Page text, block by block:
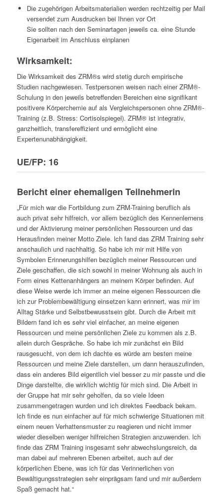
Die zugehörigen Arbeitsmaterialien werden rechtzeitig per Mail
versendet zum Ausdrucken bei Ihnen vor Ort
Sie sollten nach den Seminartagen jeweils ca. eine Stunde
Eigenarbeit im Anschluss einplanen
Wirksamkeit:
Die Wirksamkeit des ZRM®s wird stetig durch empirische
Studien nachgewiesen. Testpersonen weisen nach einer ZRM®-
Schulung in den jeweils betreffenden Bereichen eine signifikant
positivere Körperchemie auf als Vergleichspersonen ohne ZRM®-
Training (z.B. Stress: Cortisolspiegel). ZRM® ist integrativ,
ganzheitlich, transfereffizient und ermöglicht eine
Expertenunabhängigkeit.
UE/FP: 16
Bericht einer ehemaligen Teilnehmerin
„Für mich war die Fortbildung zum ZRM-Training beruflich als
auch privat sehr hilfreich, vor allem bezüglich des Kennenlernens
und der Aktivierung meiner persönlichen Ressourcen und das
Herausfinden meiner Motto Ziele. lch fand das ZRM Training sehr
anschaulich und nachhaltig. So habe ich mir mit Hilfe von
Symbolen Erinnerungshilfen bezüglich meiner Ressourcen und
Ziele geschaffen, die sich sowohl in meiner Wohnung als auch in
Form eines Kettenanhängers an meinem Körper befinden. Auf
diese Weise werde ich immer an meine eigenen Ressourcen die
ich zur Problembewältigung einsetzen kann erinnert, was mir im
Alltag Stärke und Selbstbewusstsein gibt. Durch die Arbeit mit
Bildern fand ich es sehr viel einfacher, an meine eigenen
Ressourcen und meine persönlichen Ziele zu kommen als z.B.
allein durch Gespräche. So habe ich mir zunächst ein Bild
rausgesucht, von dem ich dachte es würde am besten meine
Ressourcen und meine Ziele darstellen, um dann herauszufinden,
dass ein anderes Bild eigentlich viel besser zu mir passte und die
Dinge darstellte, die wirklich wichtig für mich sind. Die Arbeit in
der Gruppe hat mir sehr geholfen, da so viele Ideen
zusammengetragen wurden und ich direktes Feedback bekam.
lch finde es nun einfacher auf für mich schwierige Situationen mit
einem neuen Verhattensmuster zu reagieren und nicht immer
wieder dieselben weniger hilfreichen Strategien anzuwenden. lch
finde das ZRM Training insgesamt sehr abwechslungsreich, da
man dabei auf mehreren Ebenen arbeitet, auch auf der
körperlichen Ebene, was ich für das Verinnerlichen von
Bewältigungsstrategien sehr einprägsam fand und mir außerdem
Spaß gemacht hat.“